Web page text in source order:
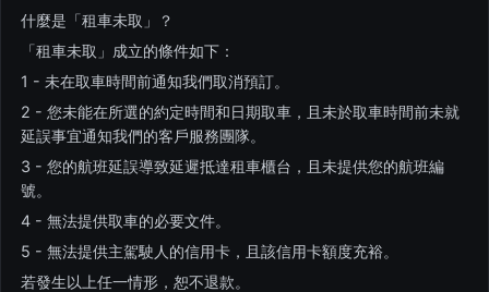
什麼是「租車未取」？
「租車未取」成立的條件如下：
1 - 未在取車時間前通知我們取消預訂。
2 - 您未能在所選的約定時間和日期取車，且未於取車時間前未就
延誤事宜通知我們的客戶服務團隊。
3 - 您的航班延誤導致延遲抵達租車櫃台，且未提供您的航班編
號。
4 - 無法提供取車的必要文件。
5 - 無法提供主駕駛人的信用卡，且該信用卡額度充裕。
若發生以上任一情形，恕不退款。